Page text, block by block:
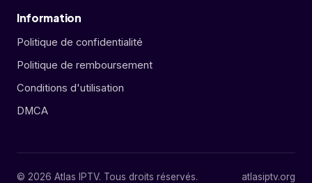
Information
Politique de confidentialité
Politique de remboursement
Conditions d'utilisation
DMCA
© 2026 Atlas IPTV. Tous droits réservés. atlasiptv.org